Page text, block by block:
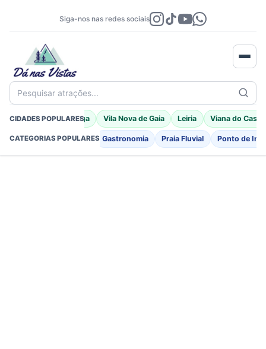
Siga-nos nas redes sociais
Pesquisar atrações...
CIDADES POPULARES
Porto Moniz Braga Vila Nova de Gaia Leiria Viana do
CATEGORIAS POPULARES
Fortificações Igreja Gastronomia Praia Fluvial Ponto de